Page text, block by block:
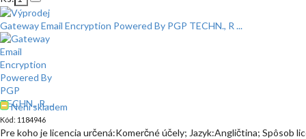
Gateway Email Encryption Powered By PGP TECHN., R ...
Není skladem
Kód: 1184946
Pre koho je licencia určená:Komerčné účely; Jazyk:Angličtina; Spôsob